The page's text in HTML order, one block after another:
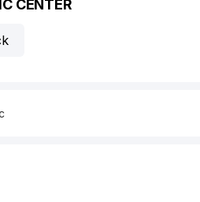
CENTER